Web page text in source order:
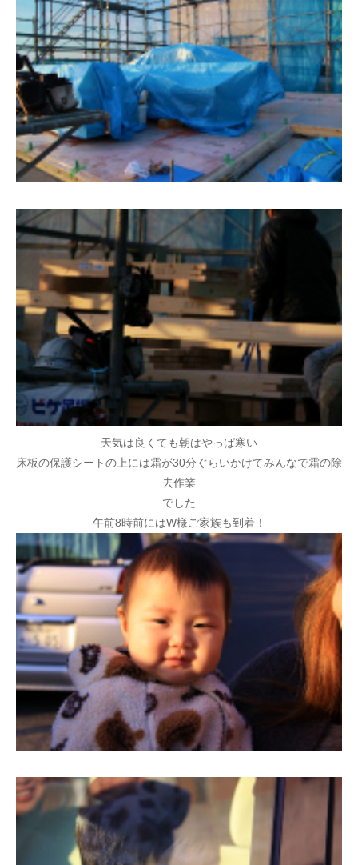
天気は良くても朝はやっぱ寒い
床板の保護シートの上には霜が30分ぐらいかけてみんなで霜の除
去作業
でした
午前8時前にはW様ご家族も到着！